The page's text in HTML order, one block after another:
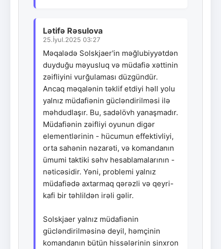
Lətifə Rəsulova
25.İyul.2025 03:27
Məqalədə Solskjaer'in məğlubiyyətdən
duyduğu məyusluq və müdafiə xəttinin
zəifliyini vurğulaması düzgündür.
Ancaq məqalənin təklif etdiyi həll yolu
yalnız müdafiənin gücləndirilməsi ilə
məhdudlaşır. Bu, sadəlövh yanaşmadır.
Müdafiənin zəifliyi oyunun digər
elementlərinin - hücumun effektivliyi,
orta sahənin nəzarəti, və komandanın
ümumi taktiki səhv hesablamalarının -
nəticəsidir. Yəni, problemi yalnız
müdafiədə axtarmaq qərəzli və qeyri-
kafi bir təhlildən irəli gəlir.
Solskjaer yalnız müdafiənin
gücləndirilməsinə deyil, həmçinin
komandanın bütün hissələrinin sinxron